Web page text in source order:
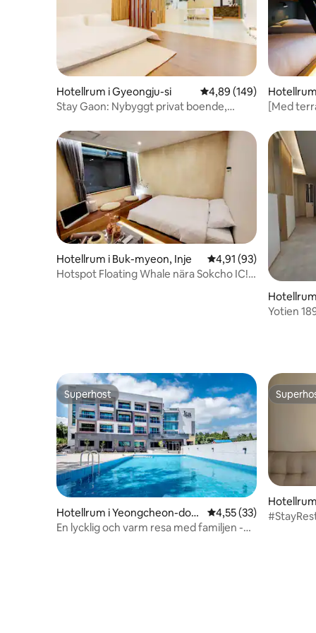
Hotellrum i Gyeongju-si 4,89 av 5 i
4,89 (149)
Stay Gaon: Nybyggt privat boende,
bästa läget i staden, Hwangnidan-gil
promenadavstånd
[Med
Hotellrum i Buk-myeon, Inje 4,91 av 5 i
4,91 (93)
Hotspot Floating Whale nära Sokcho IC!
Yotien
Superhost
Superhost
Hotellrum i Yeongcheon-don
g, Seogwipo
4,55 av 5 i
4,55 (33)
En lycklig och varm resa med familjen -